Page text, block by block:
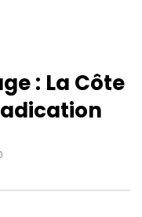
: La Côte